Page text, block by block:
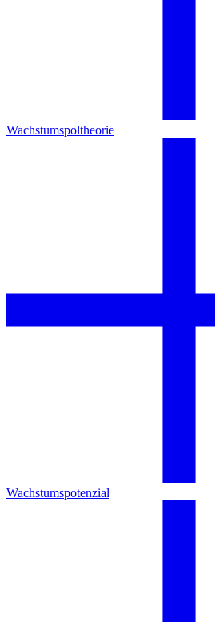
Wachstumspoltheorie
Wachstumspotenzial